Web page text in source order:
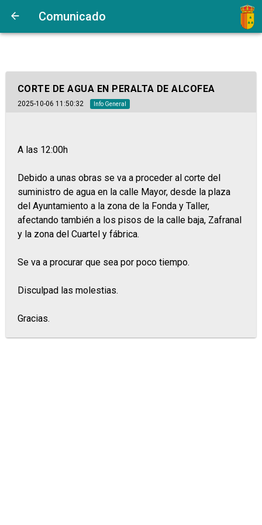
Comunicado
CORTE DE AGUA EN PERALTA DE ALCOFEA
2025-10-06 11:50:32 Info General
A las 12:00h
Debido a unas obras se va a proceder al corte del
suministro de agua en la calle Mayor, desde la plaza
del Ayuntamiento a la zona de la Fonda y Taller,
afectando también a los pisos de la calle baja, Zafranal
y la zona del Cuartel y fábrica.
Se va a procurar que sea por poco tiempo.
Disculpad las molestias.
Gracias.